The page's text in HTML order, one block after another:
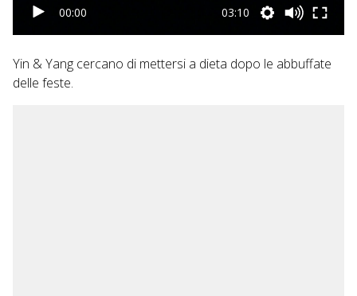
00:00 03:10
Yin & Yang cercano di mettersi a dieta dopo le abbuffate
delle feste.